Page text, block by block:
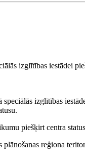
izglītības iestādei
izglītības
piešķirt centra
reģiona